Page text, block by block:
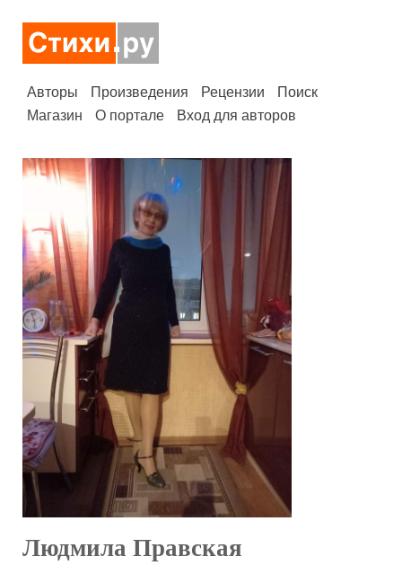
Авторы Произведения Рецензии
Поиск
Магазин
О портале Вход для авторов
Людмила Правская